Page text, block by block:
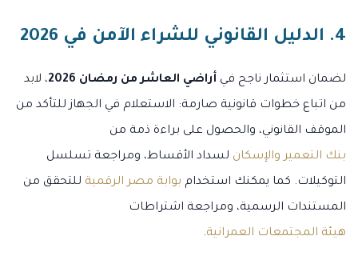
4. الدليل القانوني للشراء الآمن في 2026
لضمان استثمار ناجح في أراضي العاشر من رمضان 2026
، لابد
من اتباع خطوات قانونية صارمة: الاستعلام في الجهاز للتأكد من
الموقف القانوني، والحصول على براءة ذمة من
بنك التعمير والإسكان لسداد الأقساط، ومراجعة تسلسل
التوكيلات. كما يمكنك استخدام بوابة مصر الرقمية للتحقق من
المستندات الرسمية، ومراجعة اشتراطات
هيئة المجتمعات العمرانية.